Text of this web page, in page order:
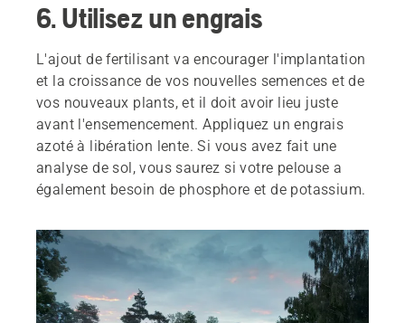
6. Utilisez un engrais
L'ajout de fertilisant va encourager l'implantation
et la croissance de vos nouvelles semences et de
vos nouveaux plants, et il doit avoir lieu juste
avant l'ensemencement. Appliquez un engrais
azoté à libération lente. Si vous avez fait une
analyse de sol, vous saurez si votre pelouse a
également besoin de phosphore et de potassium.